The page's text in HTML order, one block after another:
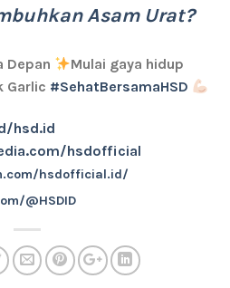
Asam Urat?
Depan
Mulai gaya hidup
Garlic #SehatBersamaHSD
hsd.id
hsdofficial
hsdofficial.id/
@HSDID